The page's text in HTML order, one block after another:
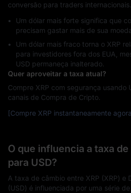
conversão para traders internacionais.
Um dólar mais forte significa que
precisam gastar mais de sua
Um dólar mais fraco torna o XRP
para investidores fora dos EUA,
USD permaneça inalterado.
Quer aproveitar a taxa atual?
Compre XRP com segurança usando
canais de Compra de Cripto.
[Compre XRP instantaneamente
O que influencia a taxa
para USD?
A taxa de câmbio entre XRP (XRP) e
(USD) é influenciada por uma série